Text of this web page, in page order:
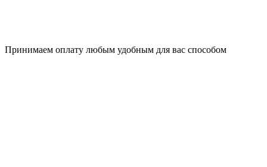
Принимаем оплату любым удобным для вас способом